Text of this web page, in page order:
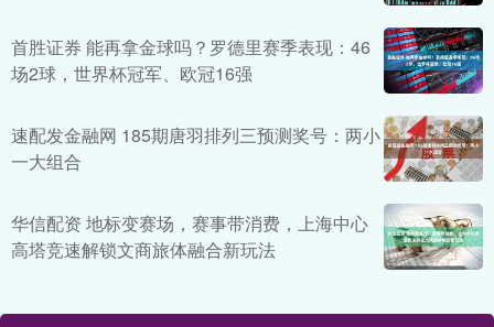
首胜证券 能再拿金球吗？罗德里赛季表现：46
场2球，世界杯冠军、欧冠16强
速配发金融网 185期唐羽排列三预测奖号：两小
一大组合
华信配资 地标变赛场，赛事带消费，上海中心
高塔竞速解锁文商旅体融合新玩法